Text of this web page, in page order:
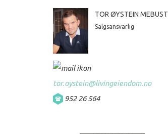
TOR ØYSTEIN MEBUST
Salgsansvarlig
tor.oystein@livingeiendom.no
952 26 564